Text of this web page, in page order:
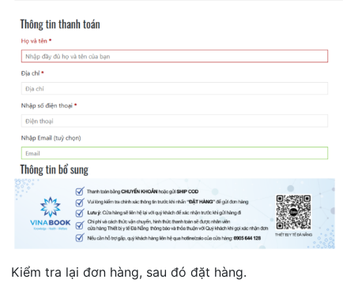
Kiểm tra lại đơn hàng, sau đó đặt hàng.